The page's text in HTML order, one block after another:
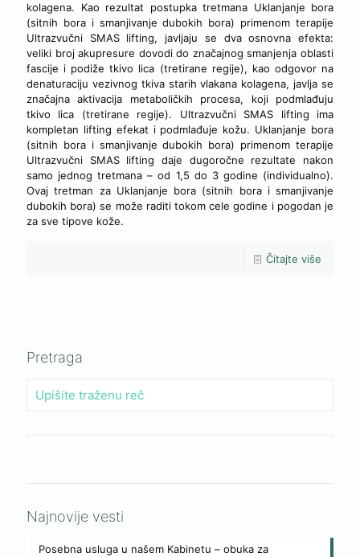
kolagena. Kao rezultat postupka tretmana Uklanjanje bora
(sitnih bora i smanjivanje dubokih bora) primenom terapije
Ultrazvučni SMAS lifting, javljaju se dva osnovna efekta:
veliki broj akupresure dovodi do značajnog smanjenja oblasti
fascije i podiže tkivo lica (tretirane regije), kao odgovor na
denaturaciju vezivnog tkiva starih vlakana kolagena, javlja se
značajna aktivacija metaboličkih procesa, koji podmlađuju
tkivo lica (tretirane regije). Ultrazvučni SMAS lifting ima
kompletan lifting efekat i podmlađuje kožu. Uklanjanje bora
(sitnih bora i smanjivanje dubokih bora) primenom terapije
Ultrazvučni SMAS lifting daje dugoročne rezultate nakon
samo jednog tretmana – od 1,5 do 3 godine (individualno).
Ovaj tretman za Uklanjanje bora (sitnih bora i smanjivanje
dubokih bora) se može raditi tokom cele godine i pogodan je
za sve tipove kože.
Čitajte više
Pretraga
Najnovije vesti
Posebna usluga u našem Kabinetu – obuka za